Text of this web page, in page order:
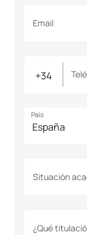
Email
País
Situación
¿Qué